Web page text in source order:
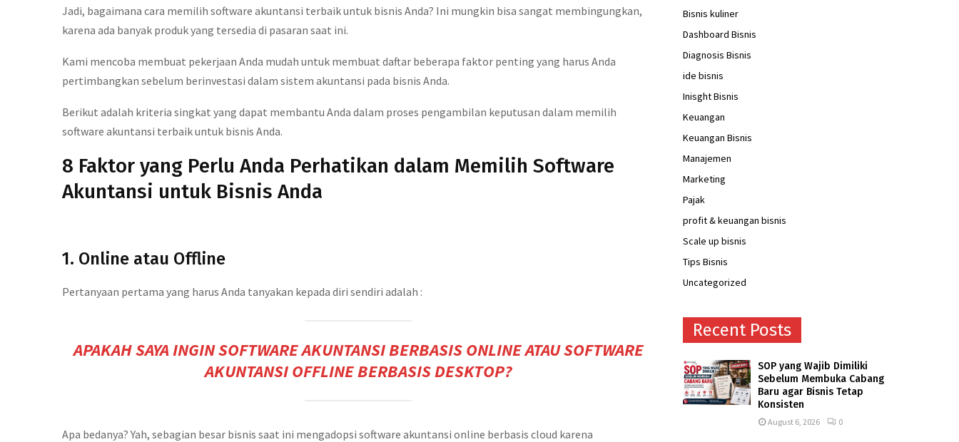
Jadi, bagaimana cara memilih software akuntansi terbaik untuk bisnis Anda? Ini mungkin bisa sangat membingungkan,
karena ada banyak produk yang tersedia di pasaran saat ini.
Kami mencoba membuat pekerjaan Anda mudah untuk membuat daftar beberapa faktor penting yang harus Anda
pertimbangkan sebelum berinvestasi dalam sistem akuntansi pada bisnis Anda.
Berikut adalah kriteria singkat yang dapat membantu Anda dalam proses pengambilan keputusan dalam memilih
software akuntansi terbaik untuk bisnis Anda.
8 Faktor yang Perlu Anda Perhatikan dalam Memilih Software
Akuntansi untuk Bisnis Anda
1. Online atau Offline
Pertanyaan pertama yang harus Anda tanyakan kepada diri sendiri adalah :
APAKAH SAYA INGIN SOFTWARE AKUNTANSI BERBASIS ONLINE ATAU SOFTWARE
AKUNTANSI OFFLINE BERBASIS DESKTOP?
Apa bedanya? Yah, sebagian besar bisnis saat ini mengadopsi software akuntansi online berbasis cloud karena
Bisnis kuliner
Dashboard Bisnis
Diagnosis Bisnis
ide bisnis
Inisght Bisnis
Keuangan
Keuangan Bisnis
Manajemen
Marketing
Pajak
profit & keuangan bisnis
Scale up bisnis
Tips Bisnis
Uncategorized
Recent Posts
SOP yang Wajib Dimiliki
Sebelum Membuka Cabang
Baru agar Bisnis Tetap
Konsisten
August 6, 2026 0